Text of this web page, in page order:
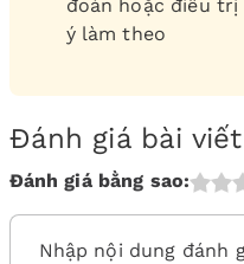
đoán hoặc điều trị
ý làm theo
Đánh giá bài viết
Đánh giá bằng sao: